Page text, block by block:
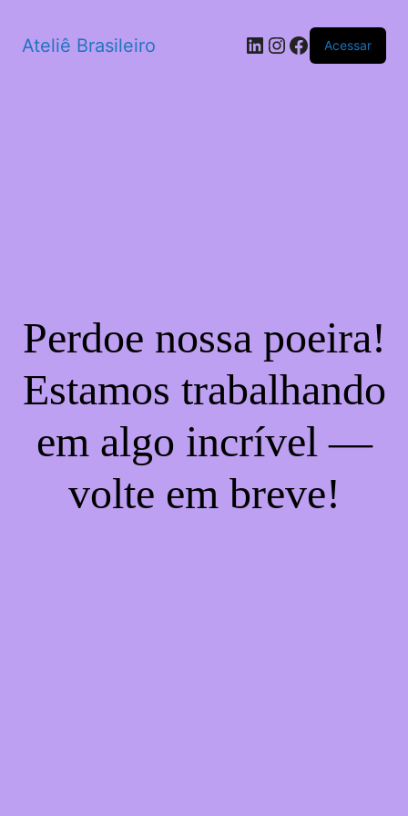
Ateliê Brasileiro LinkedIn
Instagram
Facebook
Acessar
Perdoe nossa poeira!
Estamos trabalhando
em algo incrível —
volte em breve!